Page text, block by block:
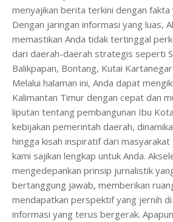
menyajikan berita terkini dengan
Dengan jaringan informasi yang luas,
memastikan Anda tidak tertinggal
dari daerah-daerah strategis seperti
Balikpapan, Bontang, Kutai
Melalui halaman ini, Anda dapat
Kalimantan Timur dengan cepat dan
liputan tentang pembangunan Ibu
kebijakan pemerintah daerah,
hingga kisah inspiratif dari masyarakat
kami sajikan lengkap untuk Anda.
mengedepankan prinsip jurnalistik
bertanggung jawab, memberikan
mendapatkan perspektif yang jernih
informasi yang terus bergerak.